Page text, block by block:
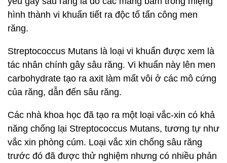
hình thành vi khuẩn tiết ra độc tố tấn công men
răng.
Streptococcus Mutans là loại vi khuẩn được xem là
tác nhân chính gây sâu răng. Vi khuẩn này lên men
carbohydrate tạo ra axit làm mất vôi ở các mô cứng
của răng, dẫn đến sâu răng.
Các nhà khoa học đã tạo ra một loại vắc-xin có khả
năng chống lại Streptococcus Mutans, tương tự như
vắc xin phòng cúm. Loại vắc xin chống sâu răng
trước đó đã được thử nghiệm nhưng có nhiều phản